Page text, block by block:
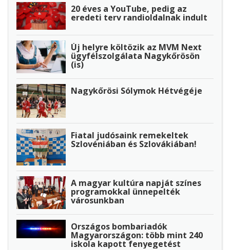
20 éves a YouTube, pedig az
eredeti terv randioldalnak indult
Új helyre költözik az MVM Next
ügyfélszolgálata Nagykőrösön
(is)
Nagykőrösi Sólymok Hétvégéje
Fiatal judósaink remekeltek
Szlovéniában és Szlovákiában!
A magyar kultúra napját színes
programokkal ünnepelték
városunkban
Országos bombariadók
Magyarországon: több mint 240
iskola kapott fenyegetést